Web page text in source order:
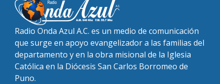
Radio Onda Azul A.C. es un medio de comunicación
que surge en apoyo evangelizador a las familias del
departamento y en la obra misional de la Iglesia
Católica en la Diócesis San Carlos Borromeo de
Puno.